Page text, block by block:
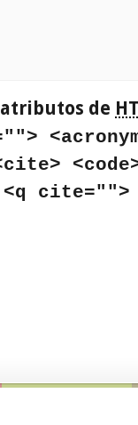
atributos de
<q